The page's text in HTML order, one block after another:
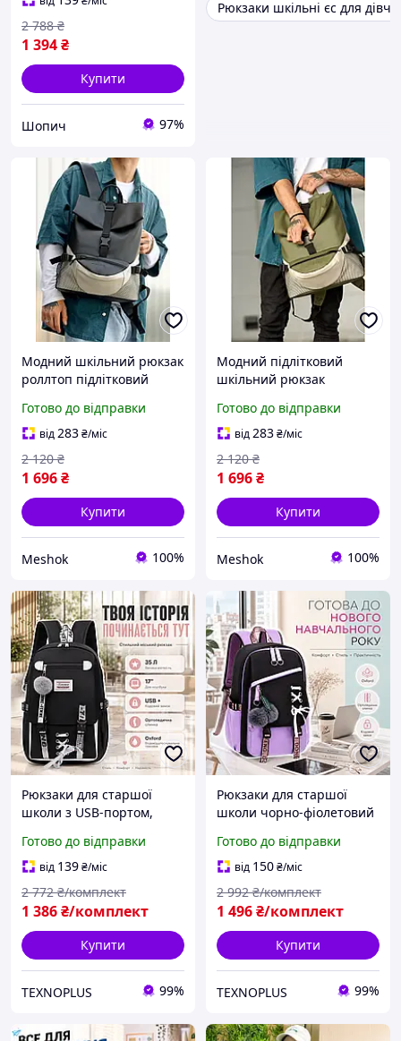
для підлітків
1 394₴
2 788 ₴
Купити
Шопич 97%
Рюкзаки шкільні єс для
Модний шкільний рюкзак
роллтоп підлітковий
хлопця підлітка
старшокласника 7 8 9 10
11 клас чорний-сірий
Готово до відправки
від283₴/міс
1 696₴
2 120 ₴
Купити
Meshok 100%
Модний підлітковий
шкільний рюкзак
хлопчика підлітка
старшокласника 7 8 9 10
11 клас хакі
Готово до відправки
від283₴/міс
1 696₴
2 120 ₴
Купити
Meshok 100%
Рюкзаки для старшої
школи з USB-портом,
шкільний рюкзак чорний
для дівчинки
Готово до відправки
від 139₴/міс
1 386₴/комплект
2 772 ₴/комплект
Купити
TEXNOPLUS 99%
Рюкзаки для старшої
школи чорно-фіолетовий
чорний для дівчинки з
хутряним помпоном-
вишнею
Готово до відправки
від 150₴/міс
1 496₴/комплект
2 992 ₴/комплект
Купити
TEXNOPLUS 99%